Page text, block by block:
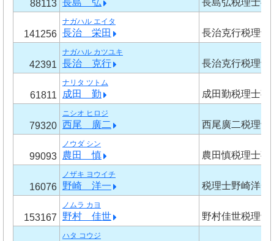
88113 長島 弘 長島弘税理士事
141256
ナガハル エイタ
長治 栄田 長治克行税理士
42391
ナガハル カツユキ
長治 克行 長治克行税理士
61811
ナリタ ツトム
成田 勤 成田勤税理士事
79320
ニシオ ヒロジ
西尾 廣二 西尾廣二税理士
99093
ノウダ シン
農田 慎 農田慎税理士事
16076
ノザキ ヨウイチ
野崎 洋一 税理士野崎洋一
153167
ノムラ カヨ
野村 佳世 野村佳世税理士
ハタ コウジ